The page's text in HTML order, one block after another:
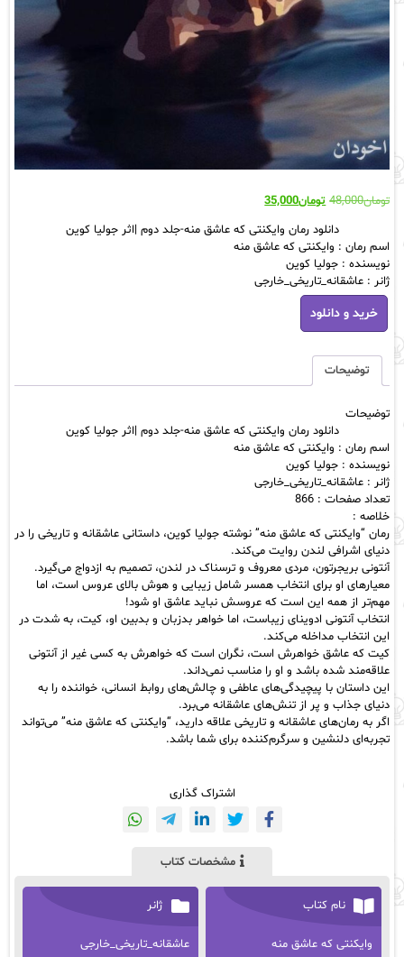
تومان48,000 قیمت
تومان48,000
بود.
تومان35,000قیمت
تومان35,000.
دانلود رمان وایکنتی که عاشق منه-جلد دوم |اثر جولیا کوین
اسم رمان : وایکنتی که عاشق منه
نویسنده : جولیا کوین
ژانر : عاشقانه_تاریخی_خارجی
دانلود
رمان
وایکنتی
عاشق
منه-
دوم
اثر
جولیا
کوین
عدد
خرید و دانلود
توضیحات
توضیحات
دانلود رمان وایکنتی که عاشق منه-جلد دوم |اثر جولیا کوین
اسم رمان : وایکنتی که عاشق منه
نویسنده : جولیا کوین
ژانر : عاشقانه_تاریخی_خارجی
تعداد صفحات : 866
خلاصه :
رمان “وایکنتی که عاشق منه” نوشته جولیا کوین، داستانی عاشقانه و تاریخی را در
دنیای اشرافی لندن روایت می‌کند.
آنتونی بریجرتون، مردی معروف و ترسناک در لندن، تصمیم به ازدواج می‌گیرد.
معیارهای او برای انتخاب همسر شامل زیبایی و هوش بالای عروس است، اما
مهم‌تر از همه این است که عروسش نباید عاشق او شود!
انتخاب آنتونی ادوینای زیباست، اما خواهر بدزبان و بدبین او، کیت، به شدت در
این انتخاب مداخله می‌کند.
کیت که عاشق خواهرش است، نگران است که خواهرش به کسی غیر از آنتونی
علاقه‌مند شده باشد و او را مناسب نمی‌داند.
این داستان با پیچیدگی‌های عاطفی و چالش‌های روابط انسانی، خواننده را به
دنیای جذاب و پر از تنش‌های عاشقانه می‌برد.
اگر به رمان‌های عاشقانه و تاریخی علاقه دارید، “وایکنتی که عاشق منه” می‌تواند
تجربه‌ای دلنشین و سرگرم‌کننده برای شما باشد.
اشتراک گذاری
مشخصات کتاب
نام کتاب
وایکنتی که عاشق منه
ژانر
عاشقانه_تاریخی_خارجی